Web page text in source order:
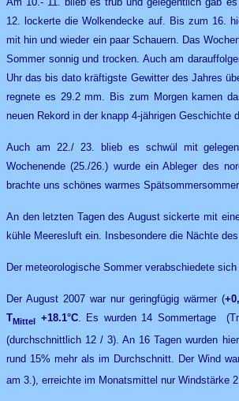
12. lockerte die Wolkendecke auf. Bis zum 16.
mit hin und wieder ein paar Schauern. Das
Sommer sonnig und trocken. Auch am
Uhr das bis dato kräftigste Gewitter des Jahres
regnete es 29.2 mm. Bis zum Morgen kamen
neuen Rekord in der knapp 4-jährigen Geschichte
Auch am 22./ 23. blieb es schwül mit
Wochenende (25./26.) wurde ein Ableger des
brachte uns schönes warmes
An den letzten Tagen des August sickerte mit
kühle Meeresluft ein. Insbesondere die Nächte
Der meteorologische Sommer verabschiedete
Der August 2007 war nur geringfügig wärmer (
TMittel +18.1°C. Es wurden 14 Sommertage
(durchschnittlich 12 / 3). An 16 Tagen wurden
rund 15% mehr als im Durchschnitt. Der Wind
am 3.), erreichte im Monatsmittel nur Windstärke